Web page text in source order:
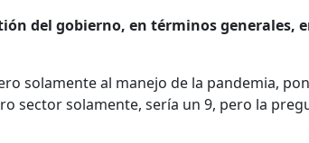
del gobierno, en términos generales,
solamente al manejo de la pandemia,
sector solamente, sería un 9, pero la